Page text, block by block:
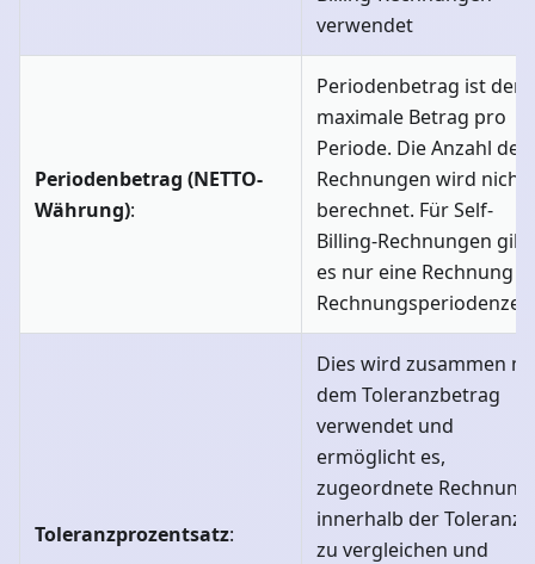
verwendet
Periodenbetrag (NETTO-
Währung):
Periodenbetrag ist der
maximale Betrag pro
Periode. Die Anzahl der
Rechnungen wird nicht
berechnet. Für Self-
Billing-Rechnungen gibt
es nur eine Rechnung
Toleranzprozentsatz:
Dies wird zusammen
dem Toleranzbetrag
verwendet und
ermöglicht es,
zugeordnete
innerhalb der
zu vergleichen und